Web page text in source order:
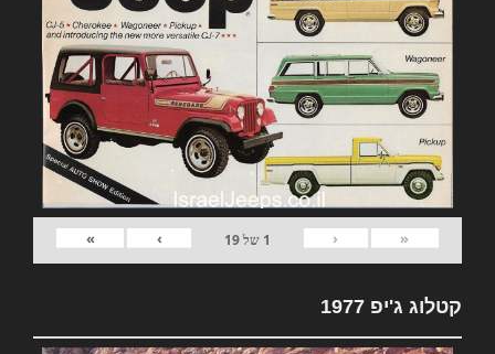
«
‹
1 של19
›
»
קטלוג ג'יפ 1977